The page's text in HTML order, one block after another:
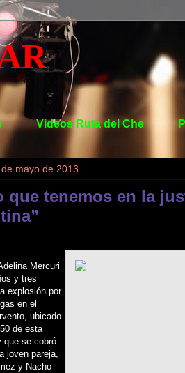
Videos Ruta del Che
mayo de 2013
que tenemos en la
Mercuri
y tres
explosión por
en el
ubicado
de esta
que se cobró
joven pareja,
y Nacho